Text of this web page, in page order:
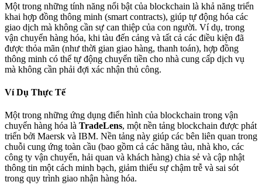
Một trong những tính năng nổi bật của blockchain là khả năng triển
khai hợp đồng thông minh (smart contracts), giúp tự động hóa các
giao dịch mà không cần sự can thiệp của con người. Ví dụ, trong
vận chuyển hàng hóa, khi tàu đến cảng và tất cả các điều kiện đã
được thỏa mãn (như thời gian giao hàng, thanh toán), hợp đồng
thông minh có thể tự động chuyển tiền cho nhà cung cấp dịch vụ
mà không cần phải đợi xác nhận thủ công.
Ví Dụ Thực Tế
Một trong những ứng dụng điển hình của blockchain trong vận
chuyển hàng hóa là TradeLens, một nền tảng blockchain được phát
triển bởi Maersk và IBM. Nền tảng này giúp các bên liên quan trong
chuỗi cung ứng toàn cầu (bao gồm cả các hãng tàu, nhà kho, các
công ty vận chuyển, hải quan và khách hàng) chia sẻ và cập nhật
thông tin một cách minh bạch, giảm thiểu sự chậm trễ và sai sót
trong quy trình giao nhận hàng hóa.